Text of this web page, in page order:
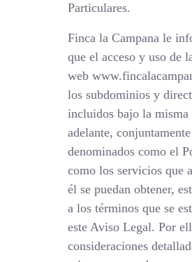
Particulares.
Finca la Campana le
que el acceso y uso de
web
los subdominios y
incluidos bajo la misma
adelante, conjuntamente
denominados como el
como los servicios que
él se puedan obtener,
a los términos que se
este Aviso Legal. Por
consideraciones